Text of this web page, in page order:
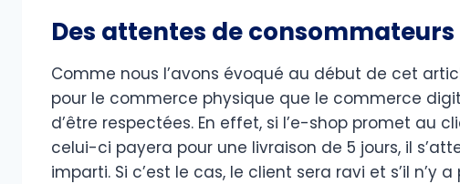
Des attentes de
Comme nous l’avons évoqué au début de cet
pour le commerce physique que le commerce
d’être respectées. En effet, si l’e-shop promet au
celui-ci payera pour une livraison de 5 jours, il
imparti. Si c’est le cas, le client sera ravi et s’il n’y